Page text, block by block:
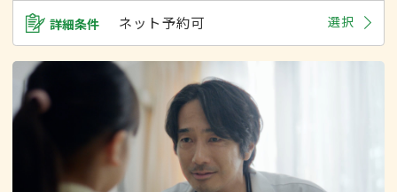
詳細条件 ネット予約可 選択